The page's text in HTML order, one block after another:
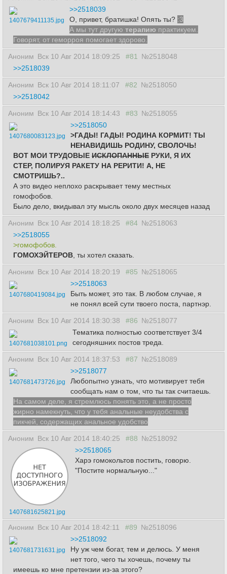
1407679411135.jpg
>>2518039
О, привет, братишка! Опять ты? :3
А мы тут другую терапию практикуем.
Говорят, от геморроя помогает здорово.
Аноним Вск 10 Авг 2014 18:09:25 #81
№2518048
>>2518039
Аноним Вск 10 Авг 2014 18:11:07 #82 №2518050
>>2518042
Аноним Вск 10 Авг 2014 18:14:43 #83 №2518055
1407680083123.jpg
>>2518050
>ГАДЫ! ГАДЫ! РОДИНА КОРМИТ! ТЫ
НЕНАВИДИШЬ РОДИНУ, СВОЛОЧЬ!
ВОТ МОИ ТРУДОВЫЕ ИСКЛОПАННЫЕ РУКИ, Я ИХ
СТЕР, ПОЛИРУЯ РАКЕТУ НА РЕРИТИ! А, НЕ
СМОТРИШЬ?..
А это видео неплохо раскрывает тему местных
гомофобов.
Было дело, вкидывал эту мысль около двух месяцев назад
Аноним Вск 10 Авг 2014 18:18:25 #84 №2518063
>>2518055
>гомофобов.
ГОМОХЭЙТЕРОВ , ты хотел сказать.
Аноним Вск 10 Авг 2014 18:20:19 #85 №2518065
1407680419084.jpg
>>2518063
Быть может, это так. В любом случае, я
не понял всей сути твоего поста, партнэр.
Аноним Вск 10 Авг 2014 18:30:38 #86 №2518077
1407681038101.png
Тематика полностью соответствует 3/4
сегодняшних постов треда.
Аноним Вск 10 Авг 2014 18:37:53 #87 №2518089
1407681473726.jpg
>>2518077
Любопытно узнать, что мотивирует тебя
сообщать нам о том, что ты так считаешь.
На самом деле, я стремлюсь понять это, а не просто
жирно намекнуть, что у тебя анальные неудобства с
пикчей, содержащих анальное удобство
Аноним Вск 10 Авг 2014 18:40:25 #88 №2518092
1407681625821.jpg
>>2518065
Харэ гомокольтов постить, говорю.
"Постите нормальную..."
Аноним Вск 10 Авг 2014 18:42:11 #89 №2518096
1407681731631.jpg
>>2518092
Ну уж чем богат, тем и делюсь. У меня
нет того, чего ты хочешь, почему ты
имеешь ко мне претензии из-за этого?